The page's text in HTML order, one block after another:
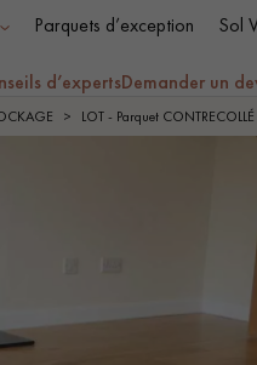
Parquets d’exception Sol
d’expertsDemander un
BRUT
LOT - Parquet CONTRECOLLÉ